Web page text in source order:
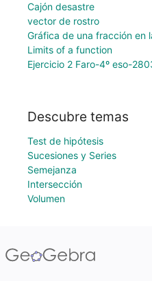
Cajón desastre
vector de rostro
Gráfica de una fracción en
Limits of a function
Ejercicio 2 Faro-4º eso-
Descubre temas
Test de hipótesis
Sucesiones y Series
Semejanza
Intersección
Volumen